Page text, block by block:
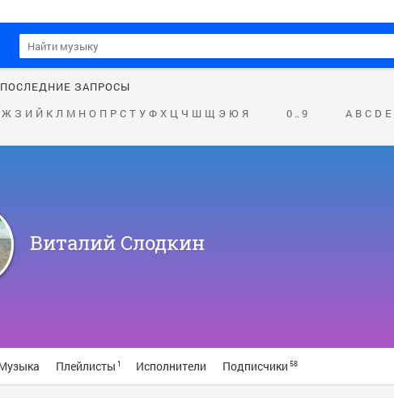
ПОСЛЕДНИЕ ЗАПРОСЫ
Ж З И Й К Л М Н О П Р С Т У Ф Х Ц Ч Ш Щ Э Ю Я 0 .. 9 A B C D E
Виталий Слодкин
Плейлисты 1 Исполнители Подписчики 58